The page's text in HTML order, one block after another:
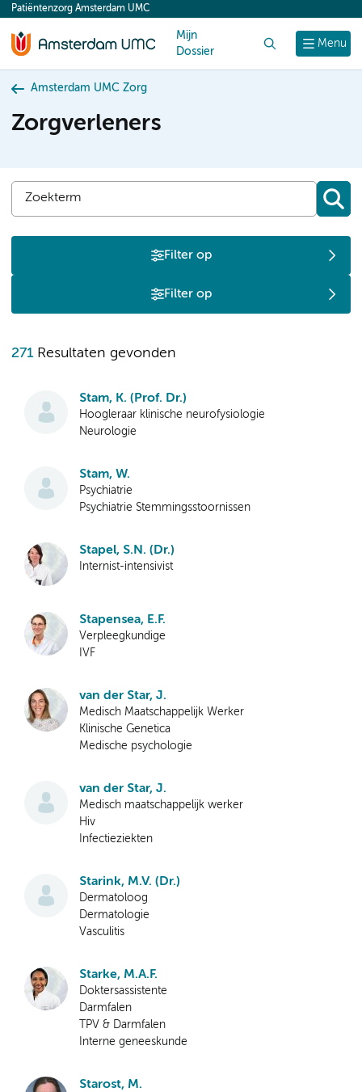
content
Menu
Patiëntenzorg Amsterdam UMC
Mijn
Dossier
Amsterdam UMC Zorg
Zorgverleners
Filter op
Filter op
271Resultaten gevonden
Stam, K. (Prof. Dr.)
Hoogleraar klinische neurofysiologie
Neurologie
Stam, W.
Psychiatrie
Psychiatrie Stemmingsstoornissen
Stapel, S.N. (Dr.)
Internist-intensivist
Stapensea, E.F.
Verpleegkundige
IVF
van der Star, J.
Medisch Maatschappelijk Werker
Klinische Genetica
Medische psychologie
van der Star, J.
Medisch maatschappelijk werker
Hiv
Infectieziekten
Starink, M.V. (Dr.)
Dermatoloog
Dermatologie
Vasculitis
Starke, M.A.F.
Doktersassistente
Darmfalen
TPV & Darmfalen
Interne geneeskunde
Starost, M.